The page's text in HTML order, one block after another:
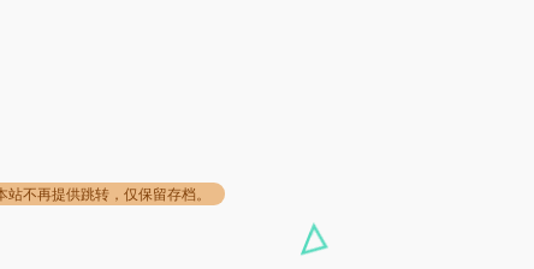
不再提供跳转，仅保留存档。